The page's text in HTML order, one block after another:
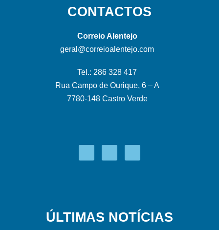
CONTACTOS
Correio Alentejo
geral@correioalentejo.com
Tel.: 286 328 417
Rua Campo de Ourique, 6 – A
7780-148 Castro Verde
ÚLTIMAS NOTÍCIAS